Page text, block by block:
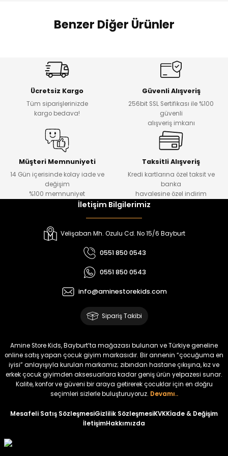
Benzer Diğer Ürünler
Dantelya Kız Çocuk Tişört
Puba Unisex Kot 3’lü Takım
Urban Kız Çocuk Süveterli Tunik Gömlek Navi Kız Çocuk Kot Pantolon
₺ 650
Melra Kız Çocuk Kot Pantolon
%15
Tivon Kız Çocuk 3’lü Takım
₺ 2.340
Koren Kız Çocuk ve Bebek Tayt
₺ 320
₺ 250
Yeni
Koren Kız Çocuk ve Bebek Tayt
₺ 320
₺ 250
%22
Koren Kız Çocuk ve Bebek Tayt
₺ 250
%22
Koren Kız Çocuk ve Bebek Tayt
₺ 320
Ücretsiz Kargo
Tüm siparişlerinizde
kargo bedava!
Güvenli Alışveriş
256bit SSL Sertifikası ile %100
güvenli
alışveriş imkanı
Müşteri Memnuniyeti
14 Gün içerisinde kolay iade ve
değişim
%100 memnuniyet
Taksitli Alışveriş
Kredi kartlarına özel taksit ve
banka
havalesine özel indirim
İletişim Bilgilerimiz
Velişaban Mh. Ozulu Cd. No 15/6 Bayburt
0551 850 0543
0551 850 0543
info@aminestorekids.com
Sipariş Takibi
Amine Store Kids, Bayburt’ta mağazası bulunan ve Türkiye geneline
online satış yapan çocuk giyim markasıdır. Bir annenin “çocuğuma en
iyisi” anlayışıyla kurulan markamız; zıbından hastane çıkışına, kız ve
erkek çocuk giyimden aksesuarlara kadar geniş ürün yelpazesi sunar.
Kalite, konfor ve güveni bir araya getirerek çocuklar için en doğru
seçimleri sizlerle buluşturuyoruz. Devamı..
Mesafeli Satış SözleşmesiGizlilik SözleşmesiKVKKİade & Değişim
İletişimHakkımızda